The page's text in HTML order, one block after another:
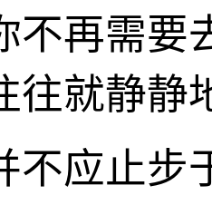
不再需要
往就静静
不应止步